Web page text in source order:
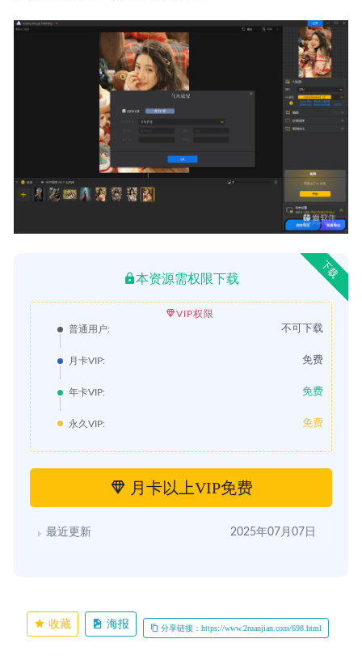
下载
本资源需权限下载
VIP权限
普通用户:
不可下载
月卡VIP: 免费
年卡VIP: 免费
永久VIP: 免费
月卡以上VIP免费
最近更新 2025年07月07日
收藏 海报 分享链接：https://www.2ruanjian.com/698.html